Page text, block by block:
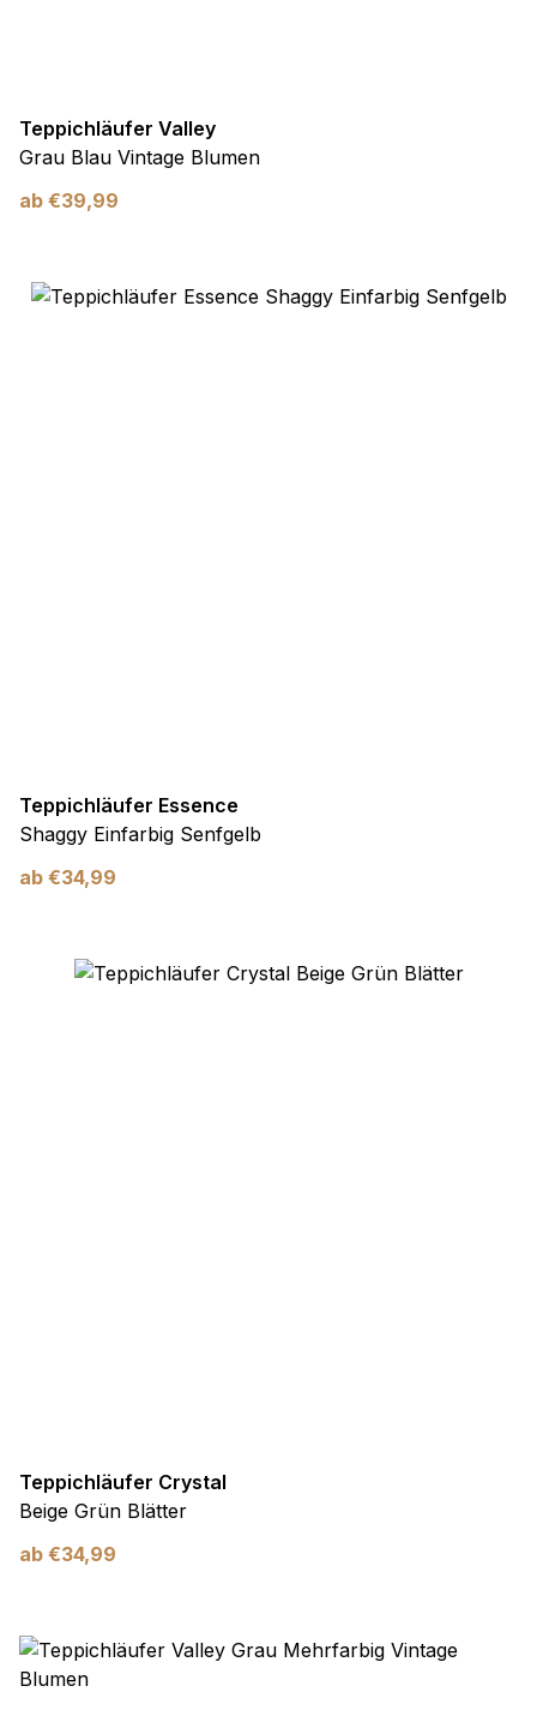
Teppichläufer Valley
Grau Blau Vintage Blumen
ab €39,99
Teppichläufer Essence
Shaggy Einfarbig Senfgelb
ab €34,99
Teppichläufer Crystal
Beige Grün Blätter
ab €34,99